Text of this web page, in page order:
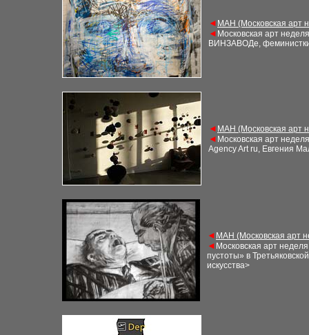
◄ МАН (Московская арт
◄ Московская арт неделя
ВИНЗАВОДе,
◄ МАН (Московская арт
◄ Московская арт неделя
Agency Art ru, Евгения
◄ МАН (Московская арт
◄ Московская арт неделя
пустоты» в
искусства>